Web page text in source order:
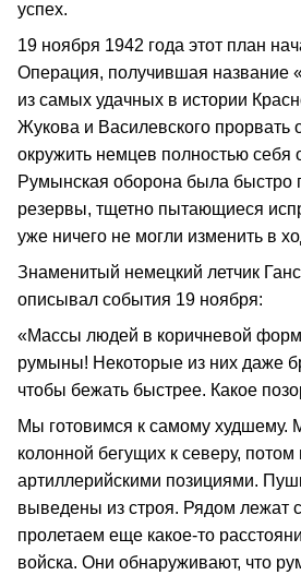
успех.
19 ноября 1942 года этот план
Операция, получившая название
из самых удачных в истории
Жукова и Василевского прорвать
окружить немцев полностью себя
Румынская оборона была быстро
резервы, тщетно пытающиеся
уже ничего не могли изменить в
Знаменитый немецкий летчик
описывал события 19 ноября:
«Массы людей в коричневой
румыны! Некоторые из них даже
чтобы бежать быстрее. Какое
Мы готовимся к самому худшему.
колонной бегущих к северу, потом
артиллерийскими позициями.
выведены из строя. Рядом лежат
пролетаем еще какое-то
войска. Они обнаруживают, что